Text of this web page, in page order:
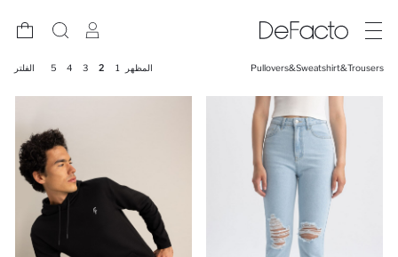
Pullovers&Sweatshirt&Trousers المظهر 1
2
3
4
5 الفلتر